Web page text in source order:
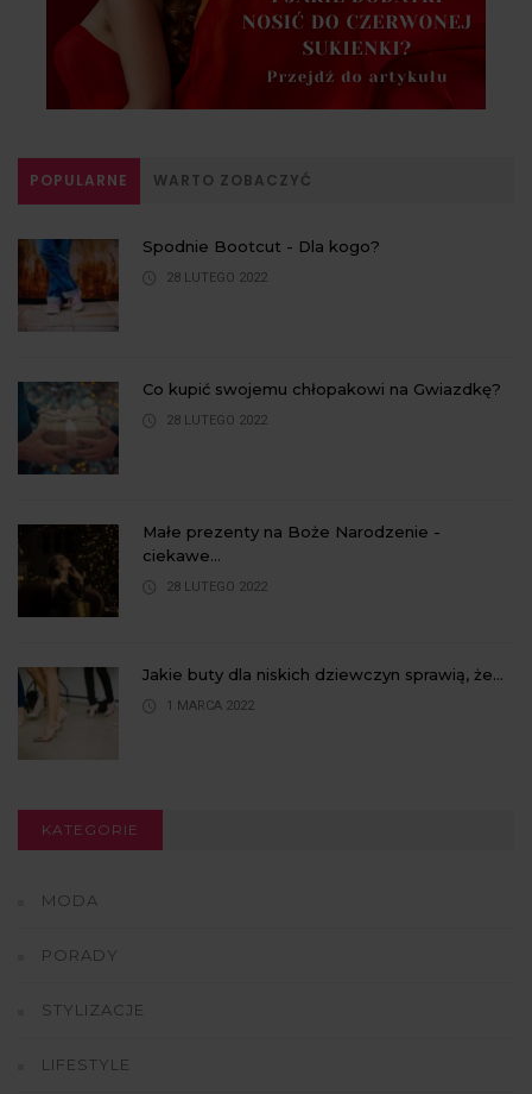
POPULARNE WARTO ZOBACZYĆ
Spodnie Bootcut - Dla kogo?
28 LUTEGO 2022
Co kupić swojemu chłopakowi na Gwiazdkę?
28 LUTEGO 2022
Małe prezenty na Boże Narodzenie -
ciekawe...
28 LUTEGO 2022
Jakie buty dla niskich dziewczyn sprawią, że...
1 MARCA 2022
KATEGORIE
MODA
PORADY
STYLIZACJE
LIFESTYLE